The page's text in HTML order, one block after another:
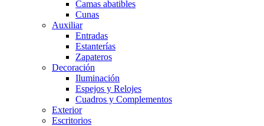
Camas abatibles
Cunas
Auxiliar
Entradas
Estanterías
Zapateros
Decoración
Iluminación
Espejos y Relojes
Cuadros y Complementos
Exterior
Escritorios